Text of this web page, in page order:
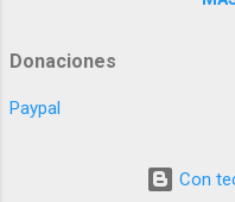
Donaciones
Paypal
Con